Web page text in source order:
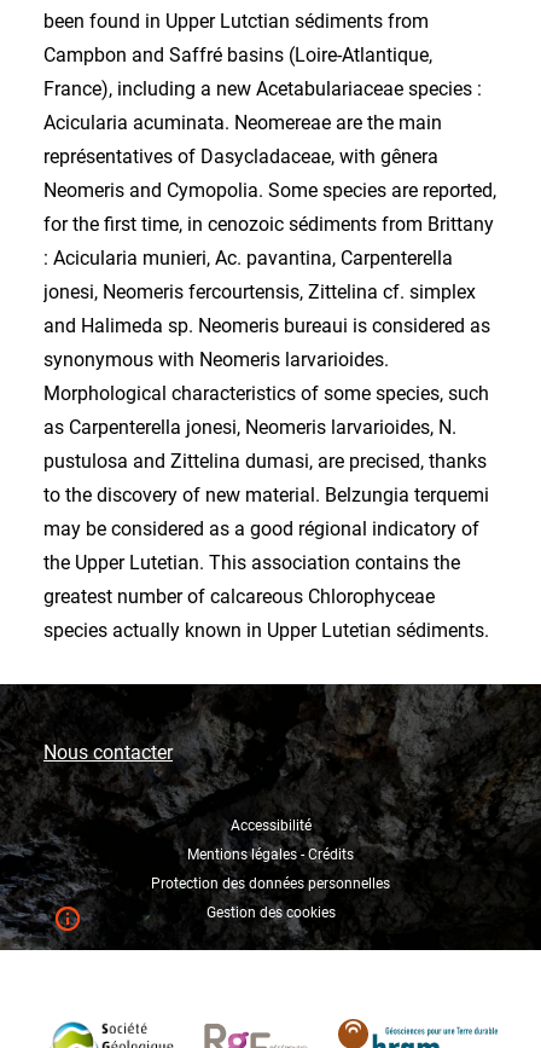
been found in Upper Lutctian sédiments from
Campbon and Saffré basins (Loire-Atlantique,
France), including a new Acetabulariaceae species :
Acicularia acuminata. Neomereae are the main
représentatives of Dasycladaceae, with gênera
Neomeris and Cymopolia. Some species are reported,
for the first time, in cenozoic sédiments from Brittany
: Acicularia munieri, Ac. pavantina, Carpenterella
jonesi, Neomeris fercourtensis, Zittelina cf. simplex
and Halimeda sp. Neomeris bureaui is considered as
synonymous with Neomeris larvarioides.
Morphological characteristics of some species, such
as Carpenterella jonesi, Neomeris larvarioides, N.
pustulosa and Zittelina dumasi, are precised, thanks
to the discovery of new material. Belzungia terquemi
may be considered as a good régional indicatory of
the Upper Lutetian. This association contains the
greatest number of calcareous Chlorophyceae
species actually known in Upper Lutetian sédiments.
Nous contacter
Accessibilité
Mentions légales - Crédits
Protection des données personnelles
Gestion des cookies